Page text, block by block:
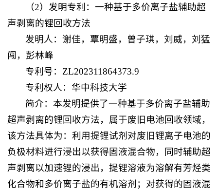
（2）发明专利：一种基于多价离子盐辅助超
声剥离的锂回收方法
发明人：谢佳，覃明盛，曾子琪，刘威，刘猛
闯，彭林峰
专利号：ZL202311864373.9
专利权人：华中科技大学
简介：本发明提供了一种基于多价离子盐辅助
超声剥离的锂回收方法，属于废旧电池回收领域，
该方法具体为：利用提锂试剂对废旧锂离子电池的
负极材料进行浸出以获得固液混合物，同时辅助超
声剥离以加速锂的浸出，提锂溶液为溶解有芳烃类
化合物和多价离子盐的有机溶剂；对获得的固液混